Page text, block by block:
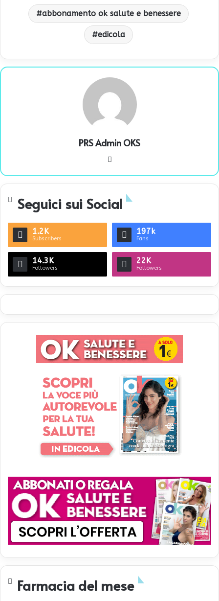
abbonamento ok salute e benessere
edicola
PRS Admin OKS
te
Seguici sui Social
1.2K
Subscribers
197k
Fans
14.3K
Followers
22K
Followers
Farmacia del mese